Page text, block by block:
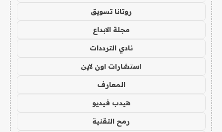
روتانا تسويق
مجلة الابداع
نادي الترددات
استشارات اون لاين
المعارف
هيدب فيديو
رمح التقنية